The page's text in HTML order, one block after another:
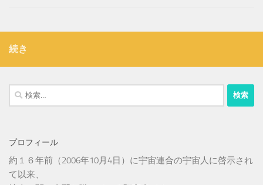
続き
検
索:
プロフィール
約１６年前（2006年10月4日）に宇宙連合の宇宙人に啓示され
て以来、